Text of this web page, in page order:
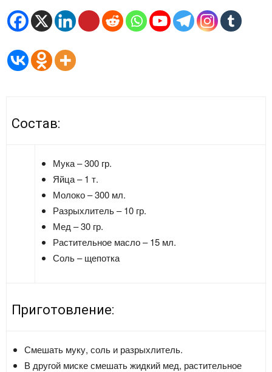
Состав:
Мука – 300 гр.
Яйца – 1 т.
Молоко – 300 мл.
Разрыхлитель – 10 гр.
Мед – 30 гр.
Растительное масло – 15 мл.
Соль – щепотка
Приготовление:
Смешать муку, соль и разрыхлитель.
В другой миске смешать жидкий мед, растительное